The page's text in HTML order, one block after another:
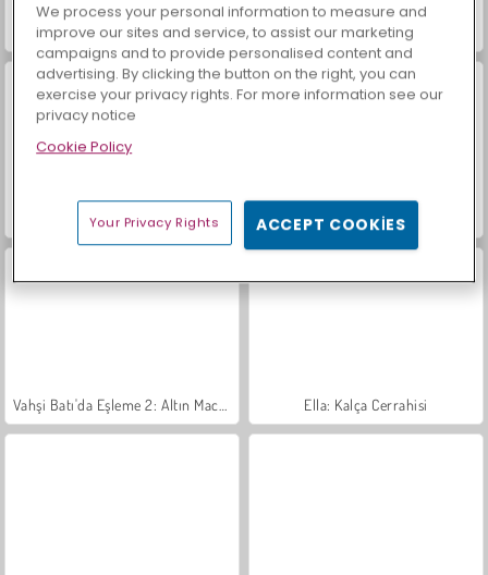
Penguin Diner Ellie Noel Makyajı
Baby Hazel: Ice Princess Dress Up Mısır'ın Mucizeleri Mahjong
Ella: Kalça Cerrahisi
We process your personal information to measure and
improve our sites and service, to assist our marketing
campaigns and to provide personalised content and
advertising. By clicking the button on the right, you can
exercise your privacy rights. For more information see our
privacy notice
Cookie Policy
Your Privacy Rights ACCEPT COOKIES